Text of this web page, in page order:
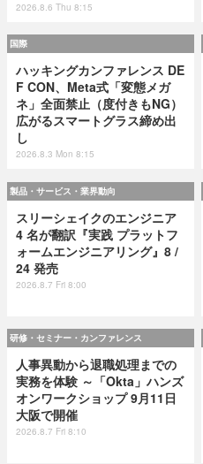
2026.8.6 Thu 8:15
国際
ハッキングカンファレンス DE
F CON、Meta式「変態メガ
ネ」全面禁止（度付きもNG）
広がるスマートグラス締め出
し
2026.8.3 Mon 8:15
製品・サービス・業界動向
スリーシェイクのエンジニア
4 名が翻訳『実践 プラットフ
ォームエンジニアリング』8 /
24 発売
2026.8.7 Fri 8:00
研修・セミナー・カンファレンス
人事異動から退職処理までの
実務を体験 ～「Okta」ハンズ
オンワークショップ 9月11日
大阪で開催
2026.8.7 Fri 8:10